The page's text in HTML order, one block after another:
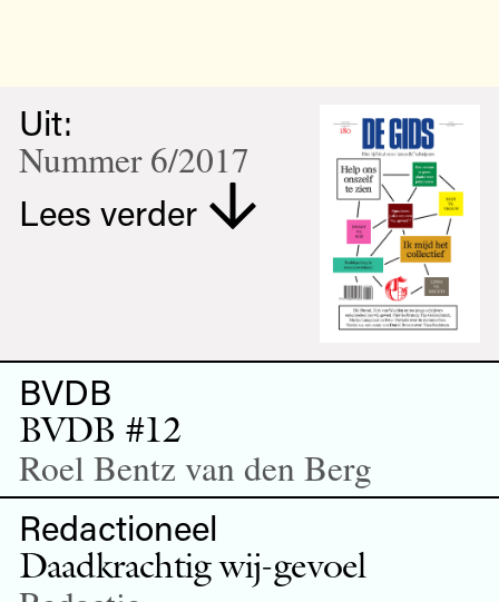
Uit:
Nummer 6/2017
Lees verder
BVDB
BVDB #12
Roel Bentz van den Berg
Redactioneel
Daadkrachtig wij-gevoel